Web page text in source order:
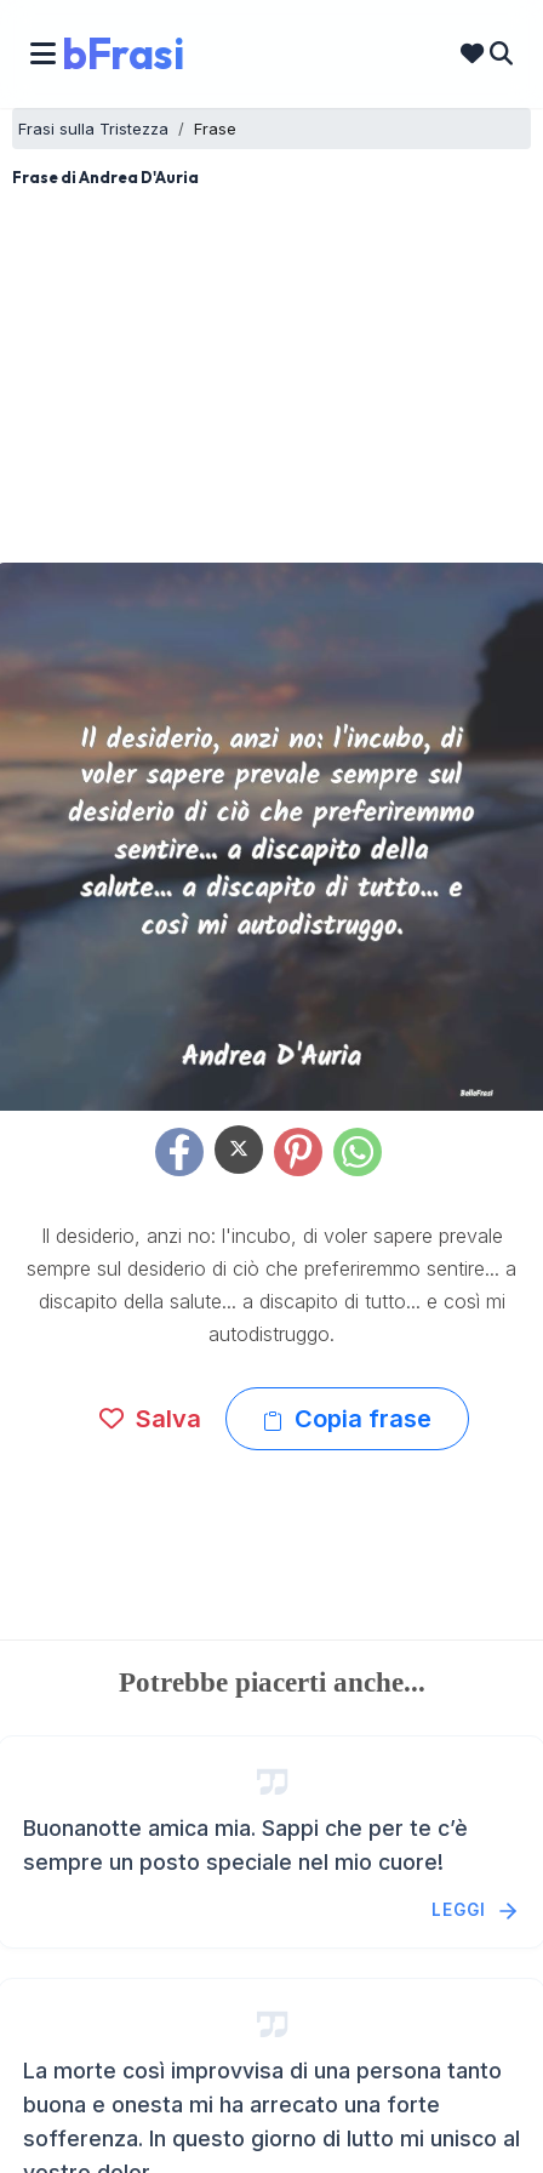
bFrasi
Frasi sulla Tristezza Frase
Frase di Andrea D'Auria
Il desiderio, anzi no: l'incubo, di voler sapere prevale
sempre sul desiderio di ciò che preferiremmo sentire... a
discapito della salute... a discapito di tutto... e così mi
autodistruggo.
Salva Copia frase
Potrebbe piacerti anche...
Buonanotte amica mia. Sappi che per te c’è
sempre un posto speciale nel mio cuore!
LEGGI
La morte così improvvisa di una persona tanto
buona e onesta mi ha arrecato una forte
sofferenza. In questo giorno di lutto mi unisco al